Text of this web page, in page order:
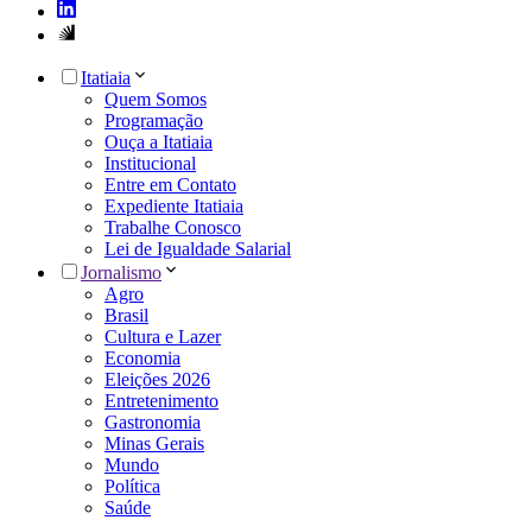
Itatiaia
Quem Somos
Programação
Ouça a Itatiaia
Institucional
Entre em Contato
Expediente Itatiaia
Trabalhe Conosco
Lei de Igualdade Salarial
Jornalismo
Agro
Brasil
Cultura e Lazer
Economia
Eleições 2026
Entretenimento
Gastronomia
Minas Gerais
Mundo
Política
Saúde